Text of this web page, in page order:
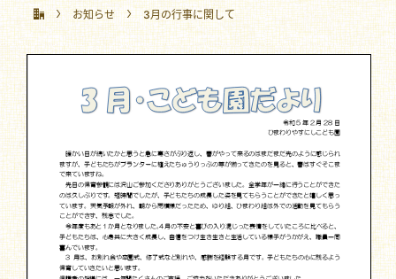
お知らせ 3月の行事に関して